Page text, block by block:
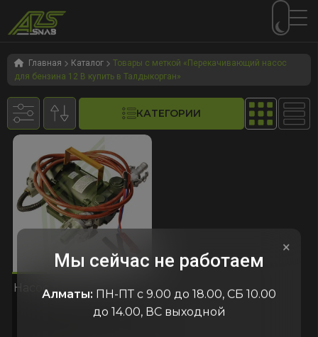
Перейти
Перейти
содержимому
Главная Каталог
Товары с меткой «Перекачивающий насос
для бензина 12 В купить в Талдыкорган»
КАТЕГОРИИ
код:3605 код:3605
Насос для бензина 12V
×
Мы сейчас не работаем
Алматы: ПН-ПТ с 9.00 до 18.00, СБ 10.00
до 14.00, ВС выходной